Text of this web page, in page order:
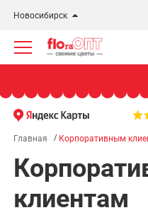
Новосибирск
Новосибирск
Бердск
Главная Корпоративным
клиентам